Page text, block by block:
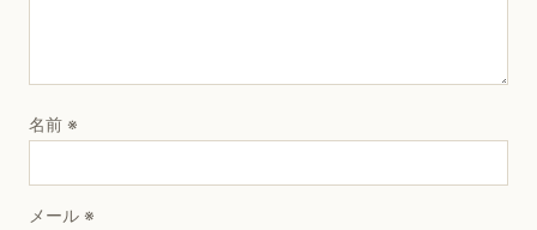
名前 ※
メール ※